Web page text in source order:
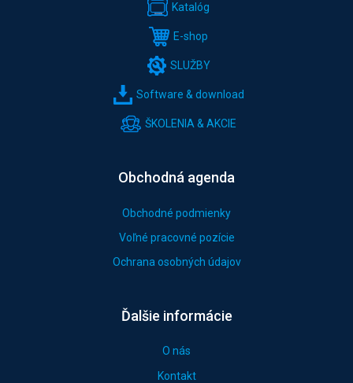
Katalóg
E-shop
SLUŽBY
Software & download
ŠKOLENIA & AKCIE
Obchodná agenda
Obchodné podmienky
Voľné pracovné pozície
Ochrana osobných údajov
Ďalšie informácie
O nás
Kontakt